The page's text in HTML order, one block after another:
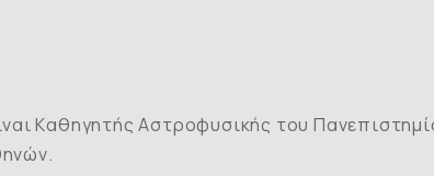
Kαθηγητής Aστροφυσικής του